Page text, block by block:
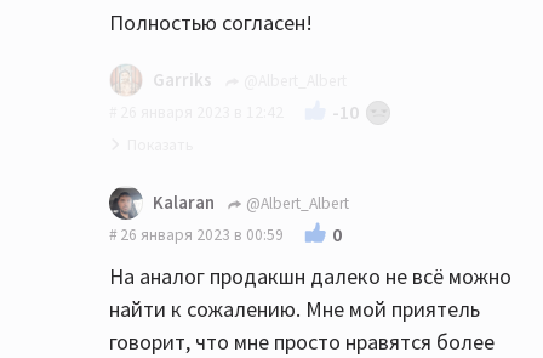
провалилось и звук стал плоским
невыразительным, обозначив эту пагубную
тенденцию для следующих их альбомом.
А вот ремастеры трёх в.у. альбомов
Whitesnake , которые сделал Питер Мью на
EMI в 2005-м на мои уши ещё больше
улучшили их звучание.
Самый неудачный по звуку , что на виниле,
что на компакте - "Граффити".
Но, одновременно, оба самые любимые))
Полностью согласен!
Garriks
-10
🤝 Kalaran
@Albert_Albert
26 января 2023 в 00:59
0
На аналог продакшн далеко не всё можно
найти к сожалению. Мне мой приятель
говорит, что мне просто нравятся более